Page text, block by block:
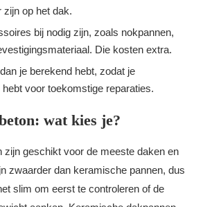
zijn op het dak.
bij nodig zijn, zoals nokpannen,
Die kosten extra.
je berekend hebt, zodat je
voor toekomstige reparaties.
wat kies je?
zijn geschikt voor de meeste daken en
zwaarder dan keramische pannen, dus
slim om eerst te controleren of de